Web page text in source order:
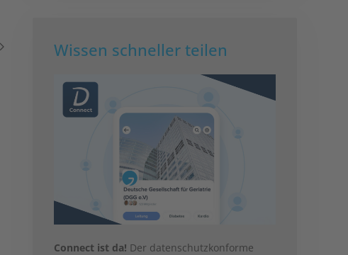
Wissen schneller teilen
Connect ist da! Der datenschutzkonforme